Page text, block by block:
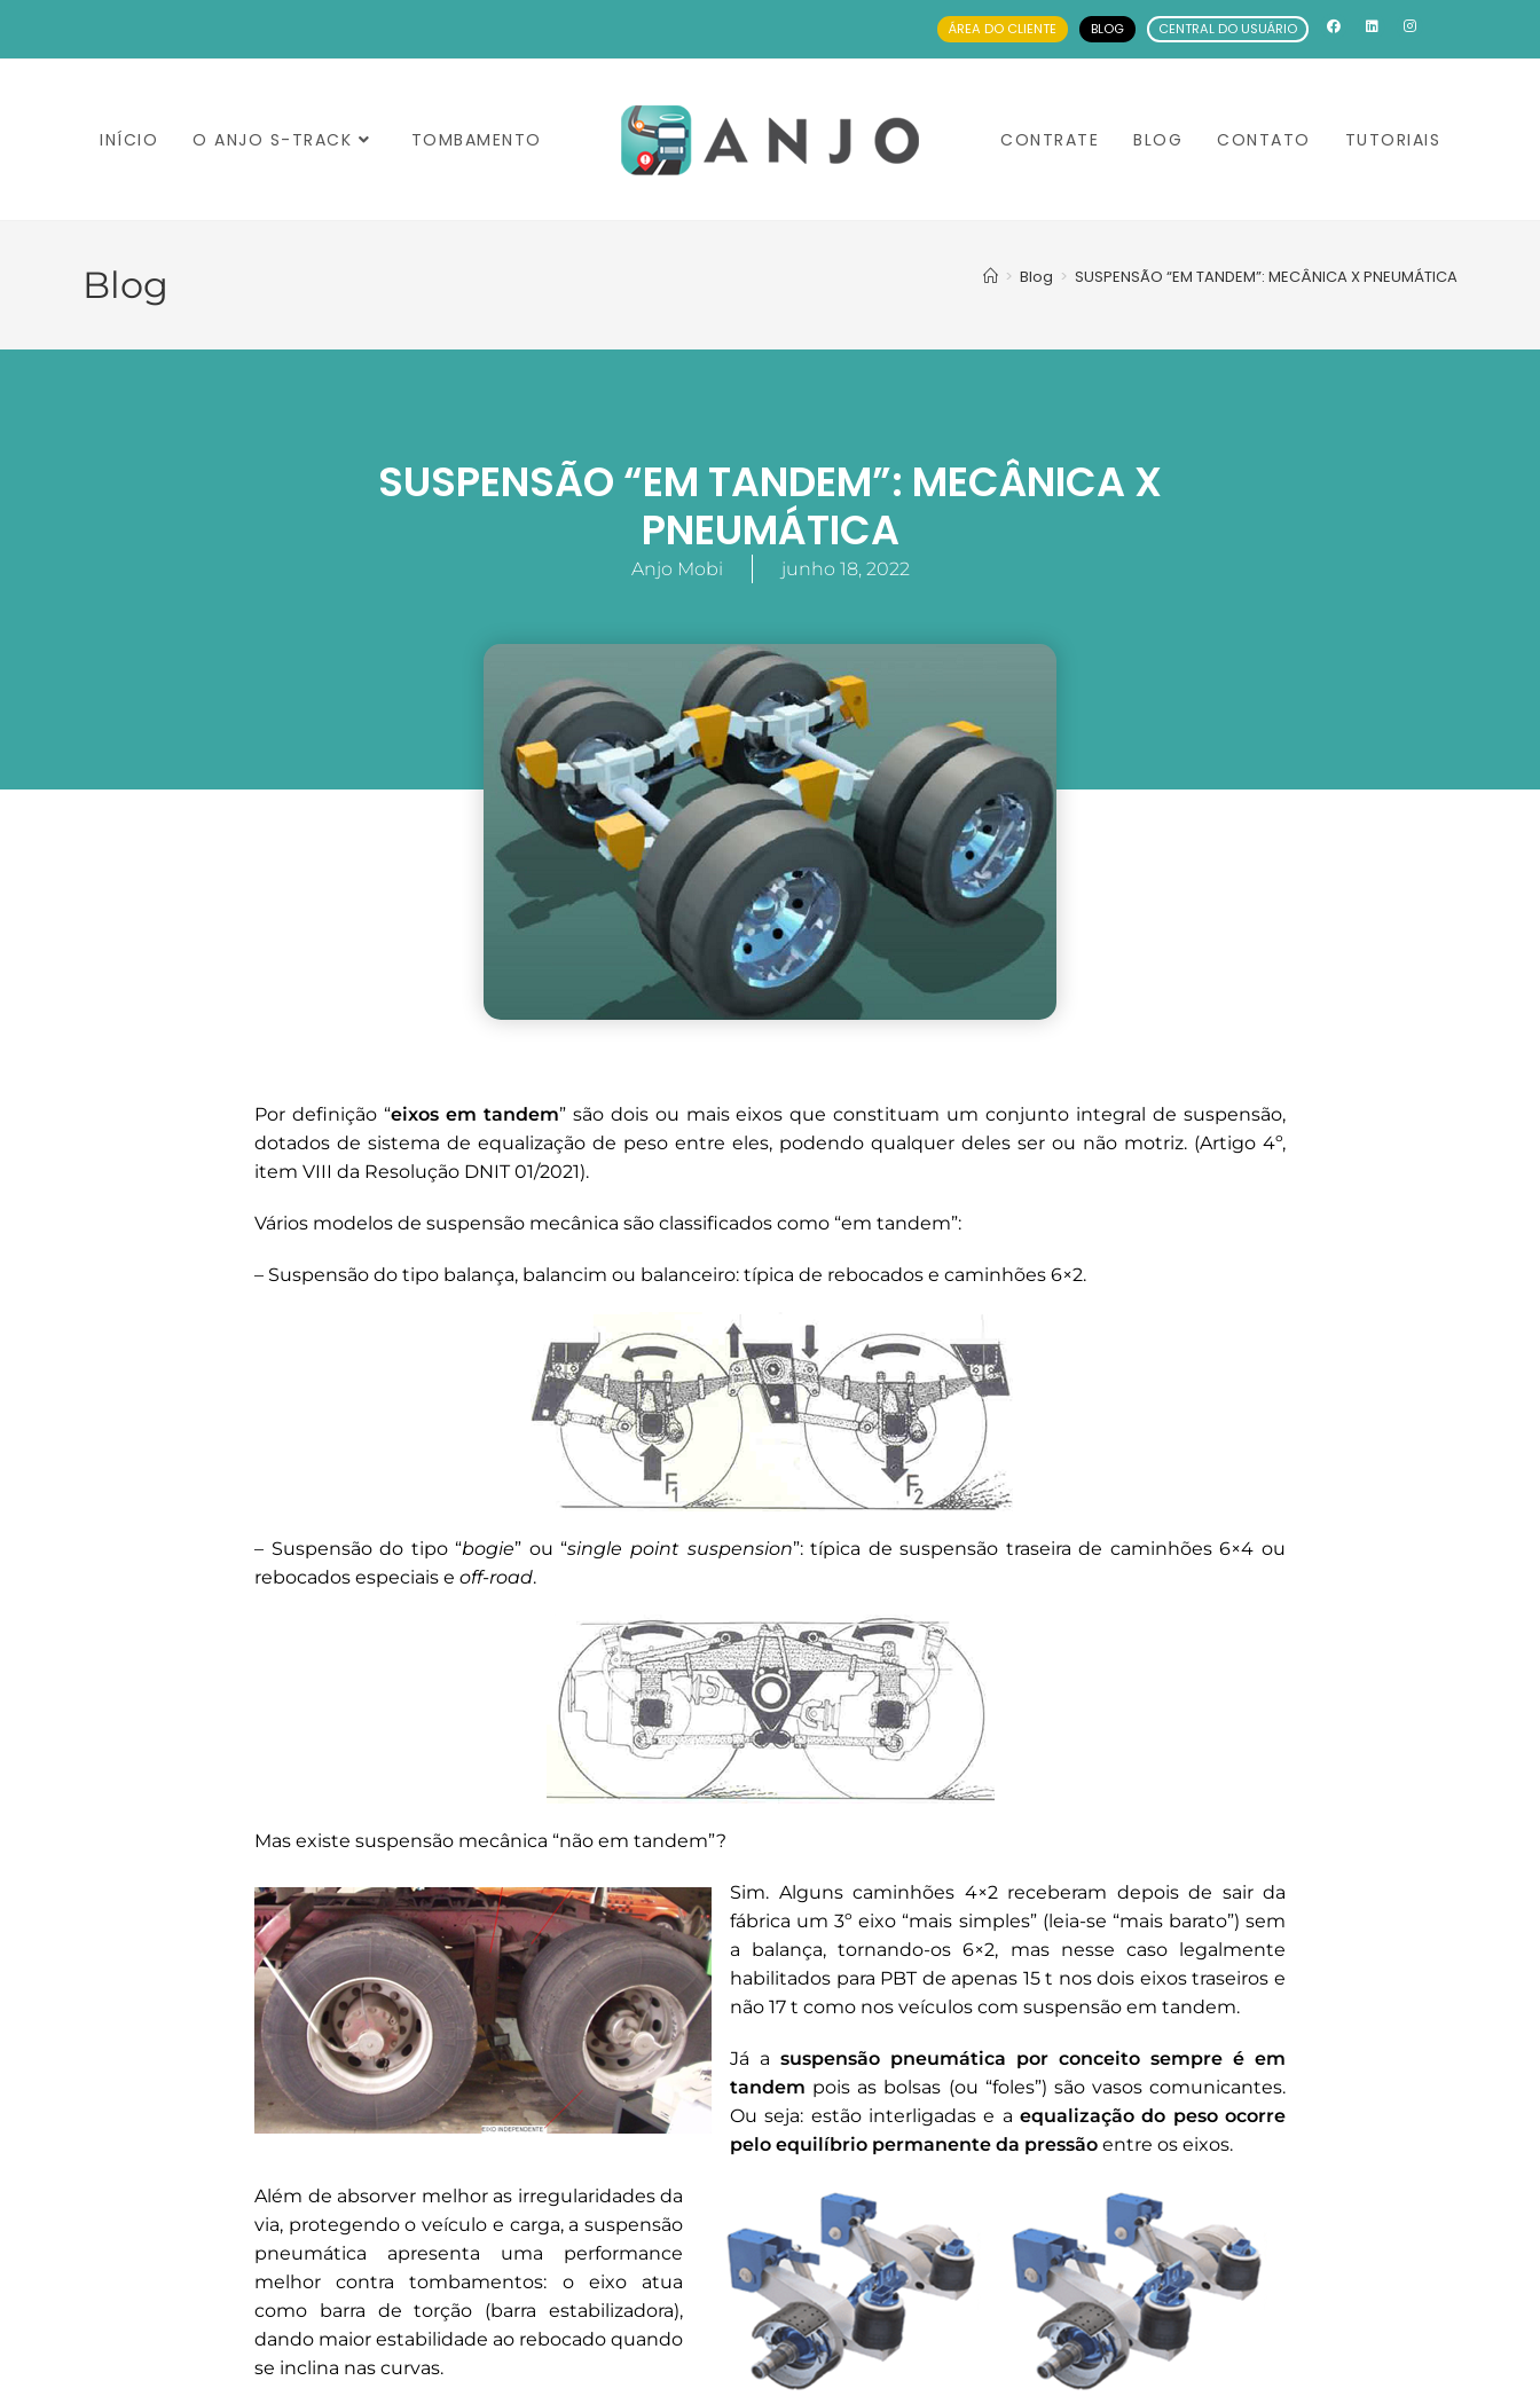
ÁREA DO CLIENTE BLOG CENTRAL DO USUÁRIO
INÍCIO O ANJO S-TRACK TOMBAMENTO CONTRATE BLOG CONTATO TUTORIAIS
Blog > Blog > SUSPENSÃO “EM TANDEM”: MECÂNICA X PNEUMÁTICA
SUSPENSÃO “EM TANDEM”: MECÂNICA X
PNEUMÁTICA
Anjo Mobi junho 18, 2022
Por definição “eixos em tandem” são dois ou mais eixos que constituam um conjunto integral de suspensão,
dotados de sistema de equalização de peso entre eles, podendo qualquer deles ser ou não motriz. (Artigo 4º,
item VIII da Resolução DNIT 01/2021).
Vários modelos de suspensão mecânica são classificados como “em tandem”:
– Suspensão do tipo balança, balancim ou balanceiro: típica de rebocados e caminhões 6×2.
– Suspensão do tipo “bogie” ou “single point suspension”: típica de suspensão traseira de caminhões 6×4 ou
rebocados especiais e off-road.
Mas existe suspensão mecânica “não em tandem”?
Sim. Alguns caminhões 4×2 receberam depois de sair da
fábrica um 3º eixo “mais simples” (leia-se “mais barato”) sem
a balança, tornando-os 6×2, mas nesse caso legalmente
habilitados para PBT de apenas 15 t nos dois eixos traseiros e
não 17 t como nos veículos com suspensão em tandem.
Já a suspensão pneumática por conceito sempre é em
tandem pois as bolsas (ou “foles”) são vasos comunicantes.
Ou seja: estão interligadas e a equalização do peso ocorre
pelo equilíbrio permanente da pressão entre os eixos.
Além de absorver melhor as irregularidades da
via, protegendo o veículo e carga, a suspensão
pneumática apresenta uma performance
melhor contra tombamentos: o eixo atua
como barra de torção (barra estabilizadora),
dando maior estabilidade ao rebocado quando
se inclina nas curvas.